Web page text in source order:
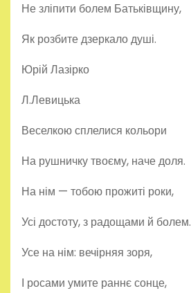
Не зліпити болем Батьківщину,
Як розбите дзеркало душі.
Юрій Лазірко
Л.Левицька
Веселкою сплелися кольори
На рушничку твоєму, наче доля.
На нім — тобою прожиті роки,
Усі достоту, з радощами й болем.
Усе на нім: вечірняя зоря,
І росами умите раннє сонце,